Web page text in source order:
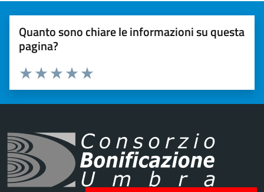
Quanto sono chiare le informazioni su questa
pagina?
Valuta 5 stelle su 5
Valuta 4 stelle su 5
Valuta 3 stelle su 5
Valuta 2 stelle su 5
Valuta 1 stelle su 5